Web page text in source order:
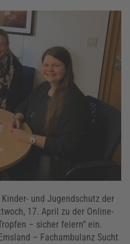
und Jugendschutz der
17. April zu der Online-
– sicher feiern“ ein.
– Fachambulanz Sucht